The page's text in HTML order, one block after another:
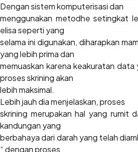
Dengan sistem komputerisasi dan
menggunakan metodhe setingkat
elisa seperti yang
selama ini digunakan, diharapkan
yang lebih prima dan
memuaskan karena keakuratan data
proses skrining akan
lebih maksimal.
Lebih jauh dia menjelaskan, proses
skrining merupakan hal yang rumit
kandungan yang
berbahaya dari darah yang telah
“ dengan proses